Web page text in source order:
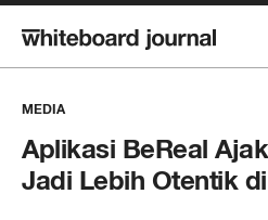
MEDIA
Aplikasi BeReal
Jadi Lebih Otentik